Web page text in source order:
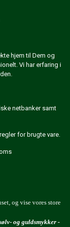
hjem til Dem og
Vi har erfaring i
netbanker samt
for brugte vare.
og vise vores store
og guldsmykker -